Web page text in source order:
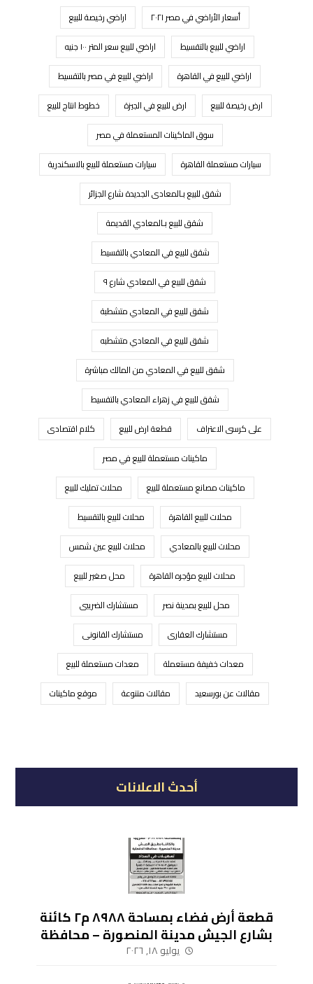
أسعار الأراضي في مصر ٢٠٢١
اراضي رخيصة للبيع
اراضي للبيع بالتقسيط
اراضي للبيع سعر المتر ١٠٠ جنيه
اراضي للبيع في القاهرة
اراضي للبيع في مصر بالتقسيط
ارض رخيصة للبيع
ارض للبيع في الجيزة
خطوط انتاج للبيع
سوق الماكينات المستعملة في مصر
سيارات مستعملة القاهرة
سيارات مستعملة للبيع بالاسكندرية
شقق للبيع بـالمعادى الجديدة شارع الجزائر
شقق للبيع بـالمعادي القديمة
شقق للبيع في المعادي بالتقسيط
شقق للبيع في المعادي شارع ٩
شقق للبيع في المعادي متشطبة
شقق للبيع في المعادي متشطبه
شقق للبيع في المعادي من المالك مباشرة
شقق للبيع في زهراء المعادي بالتقسيط
على كرسى الاعتراف
قطعة ارض للبيع
كلام اقتصادى
ماكينات مستعملة للبيع في مصر
ماكينات مصانع مستعملة للبيع
محلات تمليك للبيع
محلات للبيع القاهرة
محلات للبيع بالتقسيط
محلات للبيع بالمعادي
محلات للبيع عين شمس
محلات للبيع مؤجره القاهرة
محل صغير للبيع
محل للبيع بمدينة نصر
مستشارك الضريبى
مستشارك العقارى
مستشارك القانونى
معدات خفيفة مستعملة
معدات مستعملة للبيع
مقالات عن بورسعيد
مقالات متنوعة موقع ماكينات
أحدث الاعلانات
قطعة أرض فضاء بمساحة ٨٩٨٨ م٢ كائنة
بشارع الجيش مدينة المنصورة – محافظة
الدقهلية
يوليو ١٨, ٢٠٢٦